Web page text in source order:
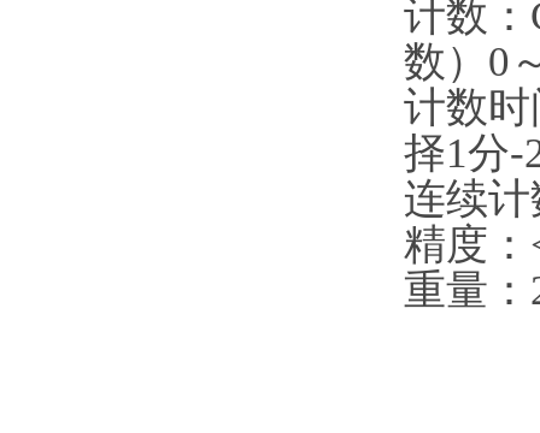
计数：
数）0
计数
择1分-
连续计
精度：
重量：